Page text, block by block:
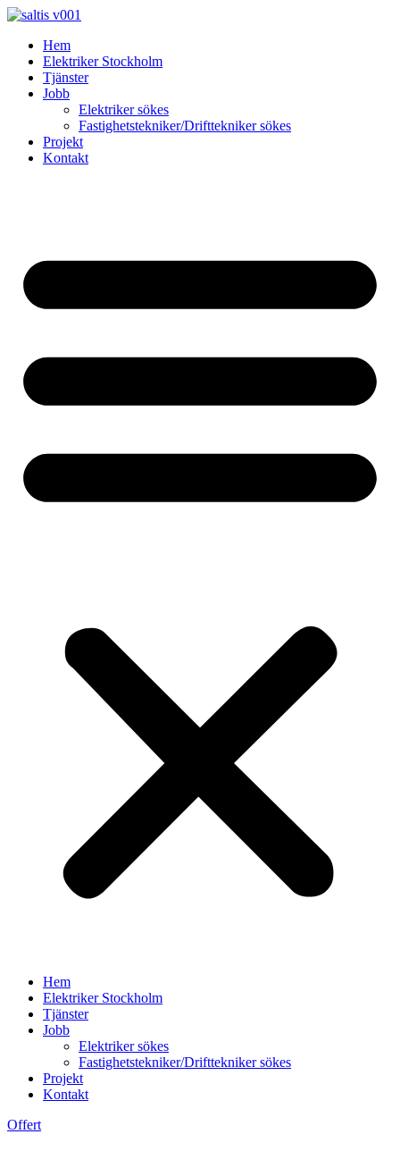
Skip
contentHem
Elektriker Stockholm
Tjänster
Jobb
Elektriker sökes
Fastighetstekniker/Drifttekniker sökes
Projekt
Kontakt
Hem
Elektriker Stockholm
Tjänster
Jobb
Elektriker sökes
Fastighetstekniker/Drifttekniker sökes
Projekt
Kontakt
Offert